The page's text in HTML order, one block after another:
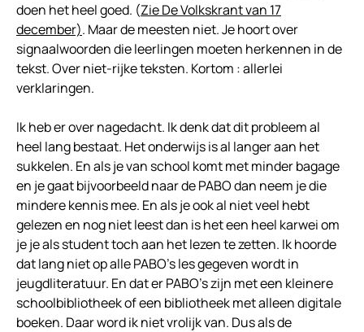
doen het heel goed. (Zie De Volkskrant van 17
december). Maar de meesten niet. Je hoort over
signaalwoorden die leerlingen moeten herkennen in de
tekst. Over niet-rijke teksten. Kortom : allerlei
verklaringen.
Ik heb er over nagedacht. Ik denk dat dit probleem al
heel lang bestaat. Het onderwijs is al langer aan het
sukkelen. En als je van school komt met minder bagage
en je gaat bijvoorbeeld naar de PABO dan neem je die
mindere kennis mee. En als je ook al niet veel hebt
gelezen en nog niet leest dan is het een heel karwei om
je je als student toch aan het lezen te zetten. Ik hoorde
dat lang niet op alle PABO’s les gegeven wordt in
jeugdliteratuur. En dat er PABO’s zijn met een kleinere
schoolbibliotheek of een bibliotheek met alleen digitale
boeken. Daar word ik niet vrolijk van. Dus als de